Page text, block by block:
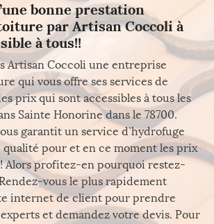
bonne prestation
par Artisan Coccoli à
à tous!!
Artisan Coccoli une entreprise
qui vous offre ses services de
prix qui sont accessibles à tous les
Sainte Honorine dans le 78700.
garantit un service d`hydrofuge
pour et en ce moment les prix
Alors profitez-en pourquoi restez-
vous le plus rapidement
internet de client pour prendre
et demandez votre devis. Pour